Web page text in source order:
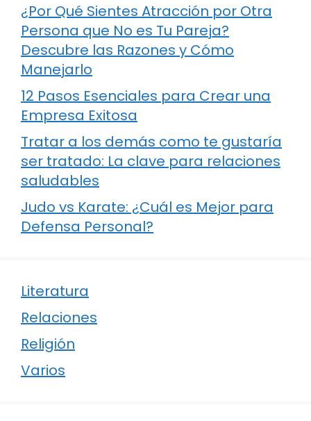
¿Por Qué Sientes Atracción por Otra
Persona que No es Tu Pareja?
Descubre las Razones y Cómo
Manejarlo
12 Pasos Esenciales para Crear una
Empresa Exitosa
Tratar a los demás como te gustaría
ser tratado: La clave para relaciones
saludables
Judo vs Karate: ¿Cuál es Mejor para
Defensa Personal?
Literatura
Relaciones
Religión
Varios